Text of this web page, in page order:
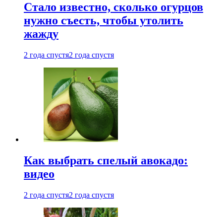
Стало известно, сколько огурцов
нужно съесть, чтобы утолить
жажду
2 года спустя2 года спустя
Как выбрать спелый авокадо:
видео
2 года спустя2 года спустя